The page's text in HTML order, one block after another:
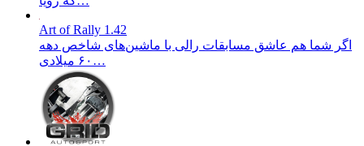
Art of Rally 1.42
اگر شما هم عاشق مسابقات رالی با ماشین‌های شاخص دهه
۶۰ میلادی…